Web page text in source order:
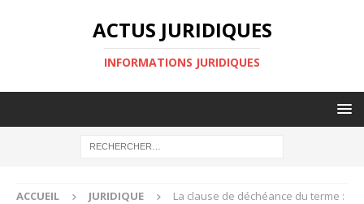
ACTUS JURIDIQUES
INFORMATIONS JURIDIQUES
ACCUEIL JURIDIQUE
La clause de déchéance du terme :